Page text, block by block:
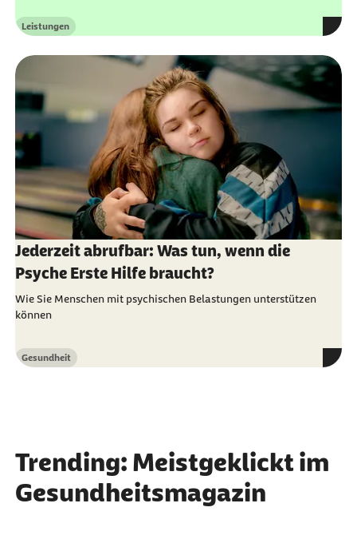
Kategorie
Leistungen
Jederzeit abrufbar: Was tun, wenn die
Psyche Erste Hilfe braucht?
Wie Sie Menschen mit psychischen Belastungen unterstützen
können
Kategorie
Gesundheit
Trending: Meistgeklickt im
Gesundheitsmagazin